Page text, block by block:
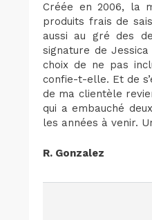
Créée en 2006, la
produits frais de
aussi au gré des
signature de
choix de ne pas
confie-t-elle. Et de
de ma clientèle
qui a embauché
les années à venir.
R. Gonzalez